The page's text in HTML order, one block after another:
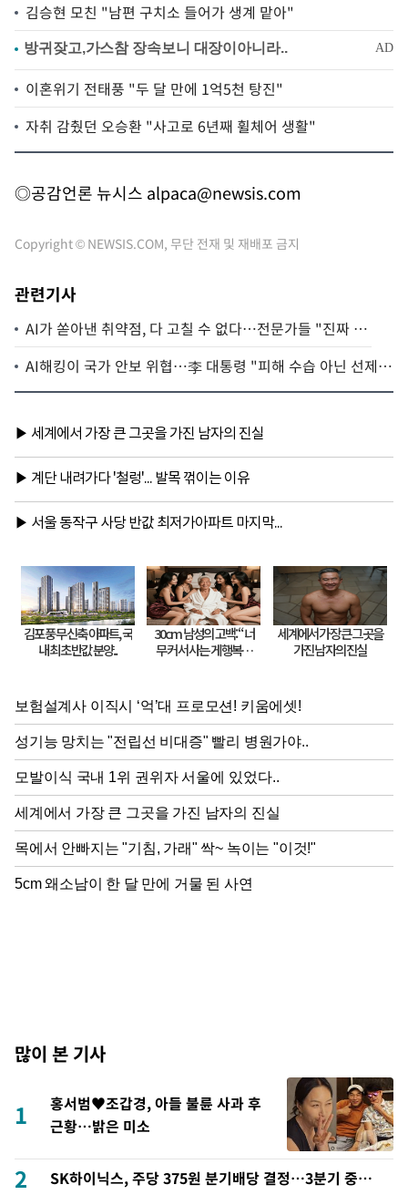
김승현 모친 "남편 구치소 들어가 생계 맡아"
이혼위기 전태풍 "두 달 만에 1억5천 탕진"
자취 감췄던 오승환 "사고로 6년째 휠체어 생활"
◎공감언론 뉴시스 alpaca@newsis.com
Copyright © NEWSIS.COM, 무단 전재 및 재배포 금지
관련기사
AI가 쏟아낸 취약점, 다 고칠 수 없다…전문가들 "진짜 위
험부터 골라야"
AI해킹이 국가 안보 위협…李 대통령 "피해 수습 아닌 선제
투자로 전환"(종합)
많이 본 기사
1
홍서범♥조갑경, 아들 불륜 사과 후
근황…밝은 미소
2
SK하이닉스, 주당 375원 분기배당 결정…3분기 중 추